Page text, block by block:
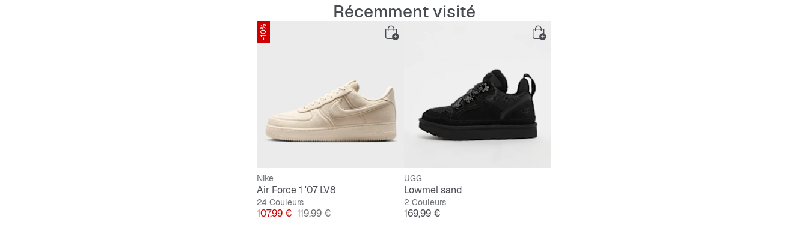
Récemment visité
-10%
Nike
Air Force 1 '07 LV8
24 Couleurs
Prix
107,99 € Prix original
119,99 €
UGG
Lowmel sand
2 Couleurs
Prix
169,99 €